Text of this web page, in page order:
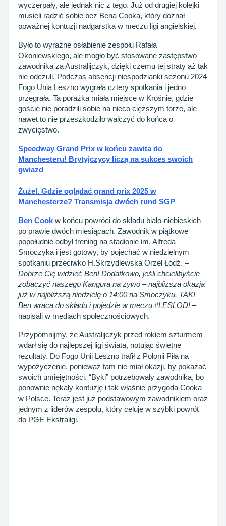
wyczerpały, ale jednak nic z tego. Już od drugiej kolejki
musieli radzić sobie bez Bena Cooka, który doznał
poważnej kontuzji nadgarstka w meczu ligi angielskiej.
Było to wyraźne osłabienie zespołu Rafała
Okoniewskiego, ale mogło być stosowane zastępstwo
zawodnika za Australijczyk, dzięki czemu tej straty aż tak
nie odczuli. Podczas absencji niespodzianki sezonu 2024
Fogo Unia Leszno wygrała cztery spotkania i jedno
przegrała. Ta porażka miała miejsce w Krośnie, gdzie
goście nie poradzili sobie na nieco cięższym torze, ale
nawet to nie przeszkodziło walczyć do końca o
zwycięstwo.
Speedway Grand Prix w końcu zawita do
Manchesteru! Brytyjczycy liczą na sukces swoich
gwiazd
Żużel. Gdzie oglądać grand prix 2025 w
Manchesterze? Transmisja dwóch rund SGP
Ben Cook w końcu powróci do składu biało-niebieskich
po prawie dwóch miesiącach. Zawodnik w piątkowe
popołudnie odbył trening na stadionie im. Alfreda
Smoczyka i jest gotowy, by pojechać w niedzielnym
spotkaniu przeciwko H.Skrzydlewska Orzeł Łódź. –
Dobrze Cię widzieć Ben! Dodatkowo, jeśli chcielibyście
zobaczyć naszego Kangura na żywo – najbliższa okazja
już w najbliższą niedzielę o 14:00 na Smoczyku. TAK!
Ben wraca do składu i pojedzie w meczu #LESLOD! –
napisali w mediach społecznościowych.
Przypomnijmy, że Australijczyk przed rokiem szturmem
wdarł się do najlepszej ligi świata, notując świetne
rezultaty. Do Fogo Unii Leszno trafił z Polonii Piła na
wypożyczenie, ponieważ tam nie miał okazji, by pokazać
swoich umiejętności. “Byki” potrzebowały zawodnika, bo
ponownie nękały kontuzję i tak właśnie przygoda Cooka
w Polsce. Teraz jest już podstawowym zawodnikiem oraz
jednym z liderów zespołu, który celuje w szybki powrót
do PGE Ekstraligi.